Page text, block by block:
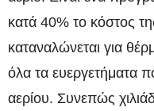
κατά 40% το κόστος
καταναλώνεται για
όλα τα ευεργετήματα
αερίου. Συνεπώς